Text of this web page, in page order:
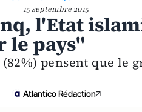
15 septembre 2015
l'Etat
le pays"
pensent que le
Atlantico Rédaction